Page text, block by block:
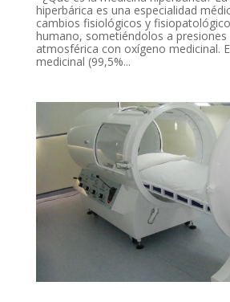
hiperbárica es una especialidad
cambios fisiológicos y
humano, sometiéndolos a presiones
atmosférica con oxígeno medicinal.
medicinal (99,5%...